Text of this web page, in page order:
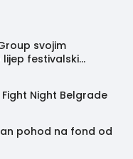
svojim
festivalski
Night Belgrade
pohod na fond od